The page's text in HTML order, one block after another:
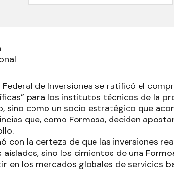
Federal de Inversiones se ratificó el
para los institutos técnicos de la
sino como un socio estratégico que
que, como Formosa, deciden
con la certeza de que las inversiones
aislados, sino los cimientos de una
en los mercados globales de servicios